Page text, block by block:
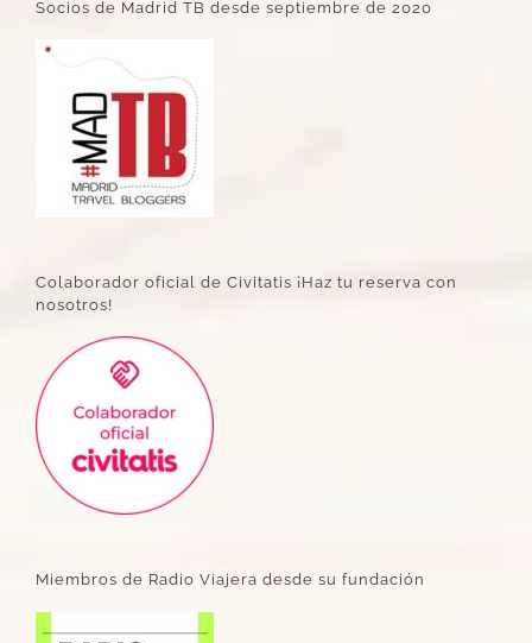
Socios de Madrid TB desde septiembre de 2020
Colaborador oficial de Civitatis ¡Haz tu reserva con
nosotros!
Miembros de Radio Viajera desde su fundación